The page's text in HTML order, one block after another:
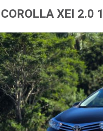
COROLLA XEI 2.0